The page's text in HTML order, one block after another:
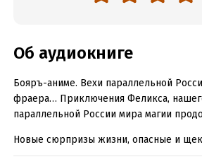
Об аудиокниге
Бояръ-аниме. Вехи параллельной
фраера… Приключения Феликса,
параллельной России мира магии
Новые сюрпризы жизни, опасные и